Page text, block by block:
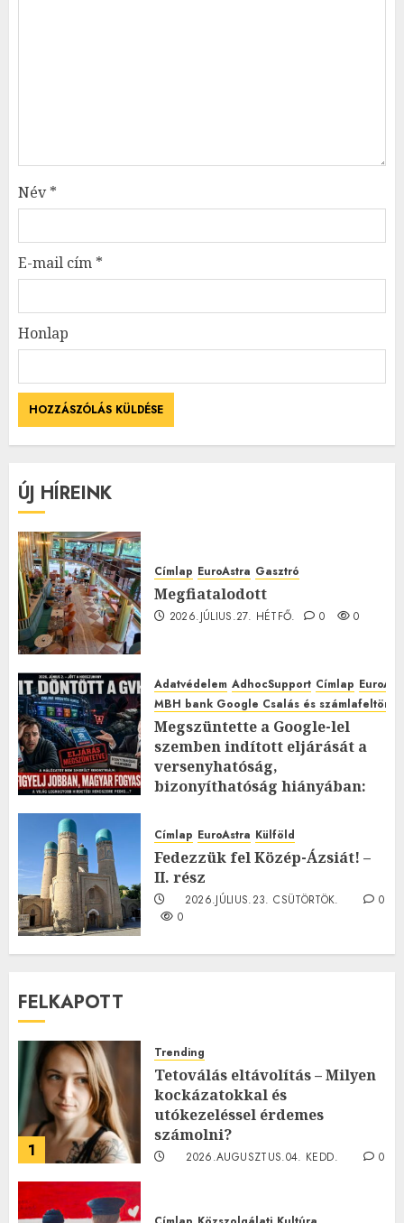
Név*
E-mail cím *
Honlap
ÚJ HÍREINK
Címlap EuroAstra Gasztró
Megfiatalodott
2026.JÚLIUS.27. HÉTFŐ. 0 0
Adatvédelem AdhocSupport Címlap
MBH bank Google Csalás és
Megszüntette a Google-lel
szemben indított eljárását a
versenyhatóság,
bizonyíthatóság hiányában:
2026.JÚLIUS.23. CSÜTÖRTÖK.
0
Címlap EuroAstra Külföld
Fedezzük fel Közép-Ázsiát! –
II. rész
2026.JÚLIUS.23. CSÜTÖRTÖK.
0
0
FELKAPOTT
1
Trending
Tetoválás eltávolítás – Milyen
kockázatokkal és
utókezeléssel érdemes
számolni?
2026.AUGUSZTUS.04. KEDD.
0